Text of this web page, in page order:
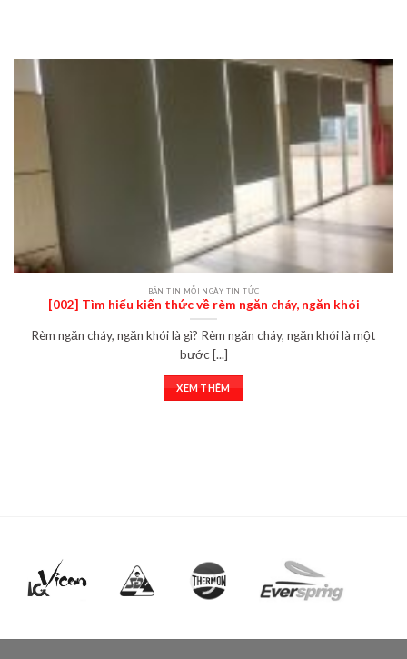
BẢN TIN MỖI NGÀY TIN TỨC
[002] Tìm hiểu kiến thức về rèm ngăn cháy, ngăn khói
Rèm ngăn cháy, ngăn khói là gì? Rèm ngăn cháy, ngăn khói là một
bước [...]
XEM THÊM